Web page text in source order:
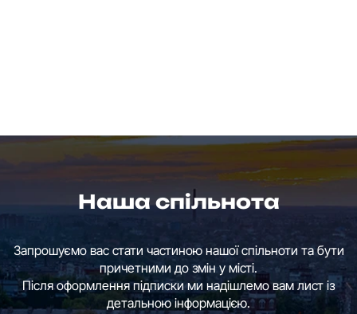
Наша спільнота
Запрошуємо вас стати частиною нашої спільноти та бути
причетними до змін у місті.
Після оформлення підписки ми надішлемо вам лист із
детальною інформацією.